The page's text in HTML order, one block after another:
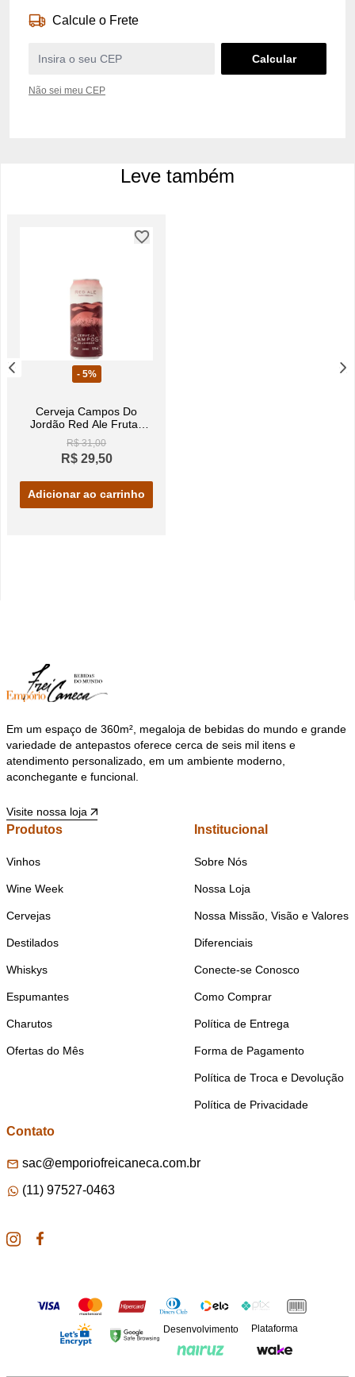
Calcule o Frete
Não sei meu CEP
Leve também
- 5%
Cerveja Campos Do
Jordão Red Ale Frutas
Vermelhas Lata 473ml
R$ 31,00
R$ 29,50
Adicionar ao carrinho
Em um espaço de 360m², megaloja de bebidas do mundo e grande
variedade de antepastos oferece cerca de seis mil itens e
atendimento personalizado, em um ambiente moderno,
aconchegante e funcional.
Visite nossa loja
Produtos
Vinhos
Wine Week
Cervejas
Destilados
Whiskys
Espumantes
Charutos
Ofertas do Mês
Institucional
Sobre Nós
Nossa Loja
Nossa Missão, Visão e Valores
Diferenciais
Conecte-se Conosco
Como Comprar
Política de Entrega
Forma de Pagamento
Política de Troca e Devolução
Política de Privacidade
Contato
sac@emporiofreicaneca.com.br
(11) 97527-0463
Desenvolvimento Plataforma